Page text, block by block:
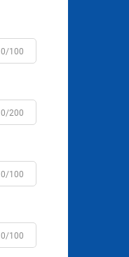
0/100
0/200
0/100
0/100